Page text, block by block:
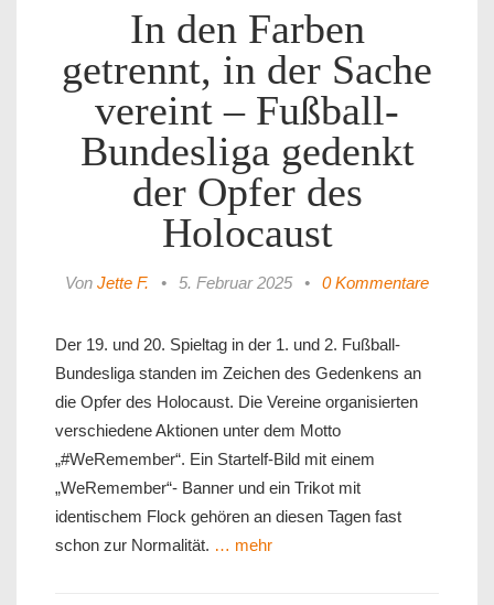
In den Farben
getrennt, in der Sache
vereint – Fußball-
Bundesliga gedenkt
der Opfer des
Holocaust
Von Jette F. • 5. Februar 2025 • 0 Kommentare
Der 19. und 20. Spieltag in der 1. und 2. Fußball-
Bundesliga standen im Zeichen des Gedenkens an
die Opfer des Holocaust. Die Vereine organisierten
verschiedene Aktionen unter dem Motto
„#WeRemember“. Ein Startelf-Bild mit einem
„WeRemember“- Banner und ein Trikot mit
identischem Flock gehören an diesen Tagen fast
schon zur Normalität. … mehr